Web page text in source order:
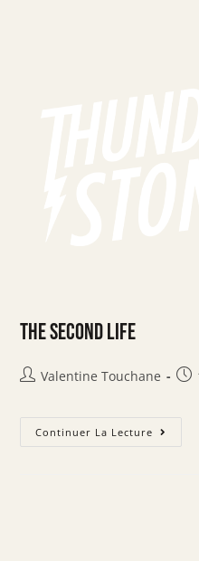
The Second Life
Valentine Touchane
Continuer La Lecture